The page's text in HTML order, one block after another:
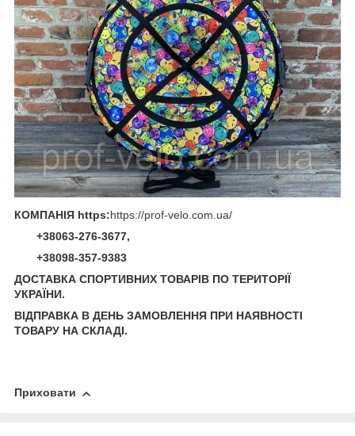
КОМПАНІЯ https:https://prof-velo.com.ua/
+38063-276-3677,
+38098-357-9383
ДОСТАВКА СПОРТИВНИХ ТОВАРІВ ПО ТЕРИТОРІЇ
УКРАЇНИ.
ВІДПРАВКА В ДЕНЬ ЗАМОВЛЕННЯ ПРИ НАЯВНОСТІ
ТОВАРУ НА СКЛАДІ.
Приховати